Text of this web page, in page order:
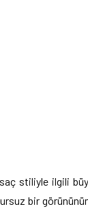
stiliyle ilgili
bir